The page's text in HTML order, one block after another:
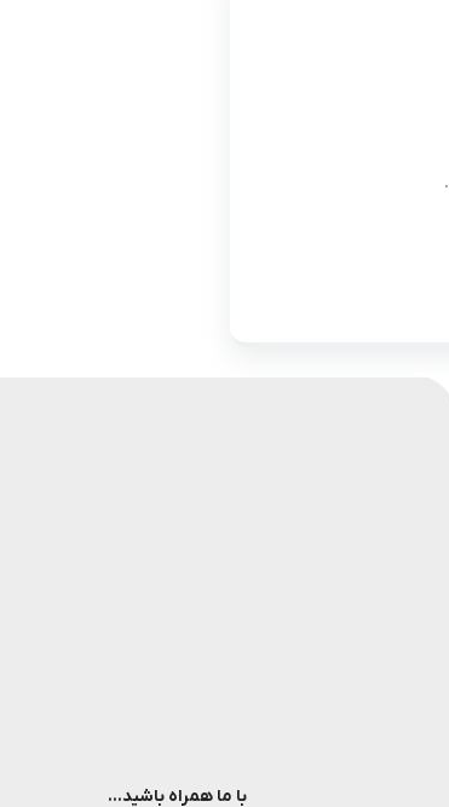
با ما همراه باشید...